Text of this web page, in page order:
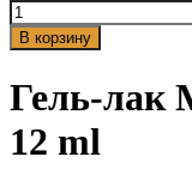
В корзину
Гель-лак
12 ml